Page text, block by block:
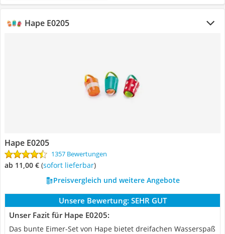
Hape E0205
Hape E0205
1357 Bewertungen
ab 11,00 € ( Sofort lieferbar)
Preisvergleich und weitere Angebote
Unsere Bewertung: SEHR GUT
Unser Fazit für Hape E0205:
Das bunte Eimer-Set von Hape bietet dreifachen Wasserspaß